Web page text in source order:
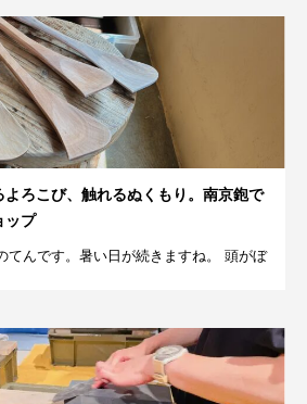
よろこび、触れるぬくもり。南京鉋で
ップ
てんです。暑い日が続きますね。 頭がぼ